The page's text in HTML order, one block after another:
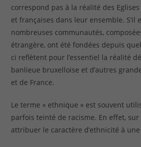
correspond pas à la réalité des
et françaises dans leur ensemble. S’il
nombreuses communautés,
étrangère, ont été fondées depuis
ci reflètent pour l’essentiel la réalité
banlieue bruxelloise et d’autres
et de France.
Le terme « ethnique » est souvent
parfois teinté de racisme. En effet,
attribuer le caractère d’ethnicité à une